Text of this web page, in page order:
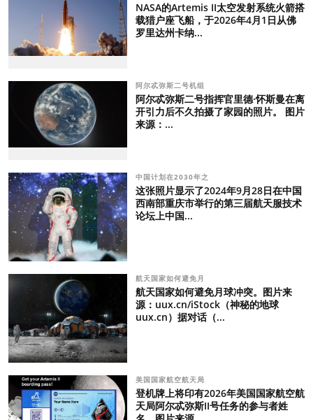
NASA的Artemis II太空发射系统火箭搭
载猎户座飞船，于2026年4月1日从佛
罗里达州卡纳...
阿尔忒弥斯二号机组
阿尔忒弥斯二号指挥官里德·怀斯曼在离
开引力后不久拍摄了家园的照片。 图片
来源：...
中国计划在2030年之
这张照片显示了2024年9月28日在中国
西南部重庆市举行的第三届航天服技术
论坛上中国...
航天国家如何避免月
航天国家如何避免月球冲突。图片来
源：uux.cn/iStock（神秘的地球
uux.cn）据对话（...
美国国家航空航天局
登机牌上将印有2026年美国国家航空航
天局阿尔忒弥斯II号任务的参与者姓